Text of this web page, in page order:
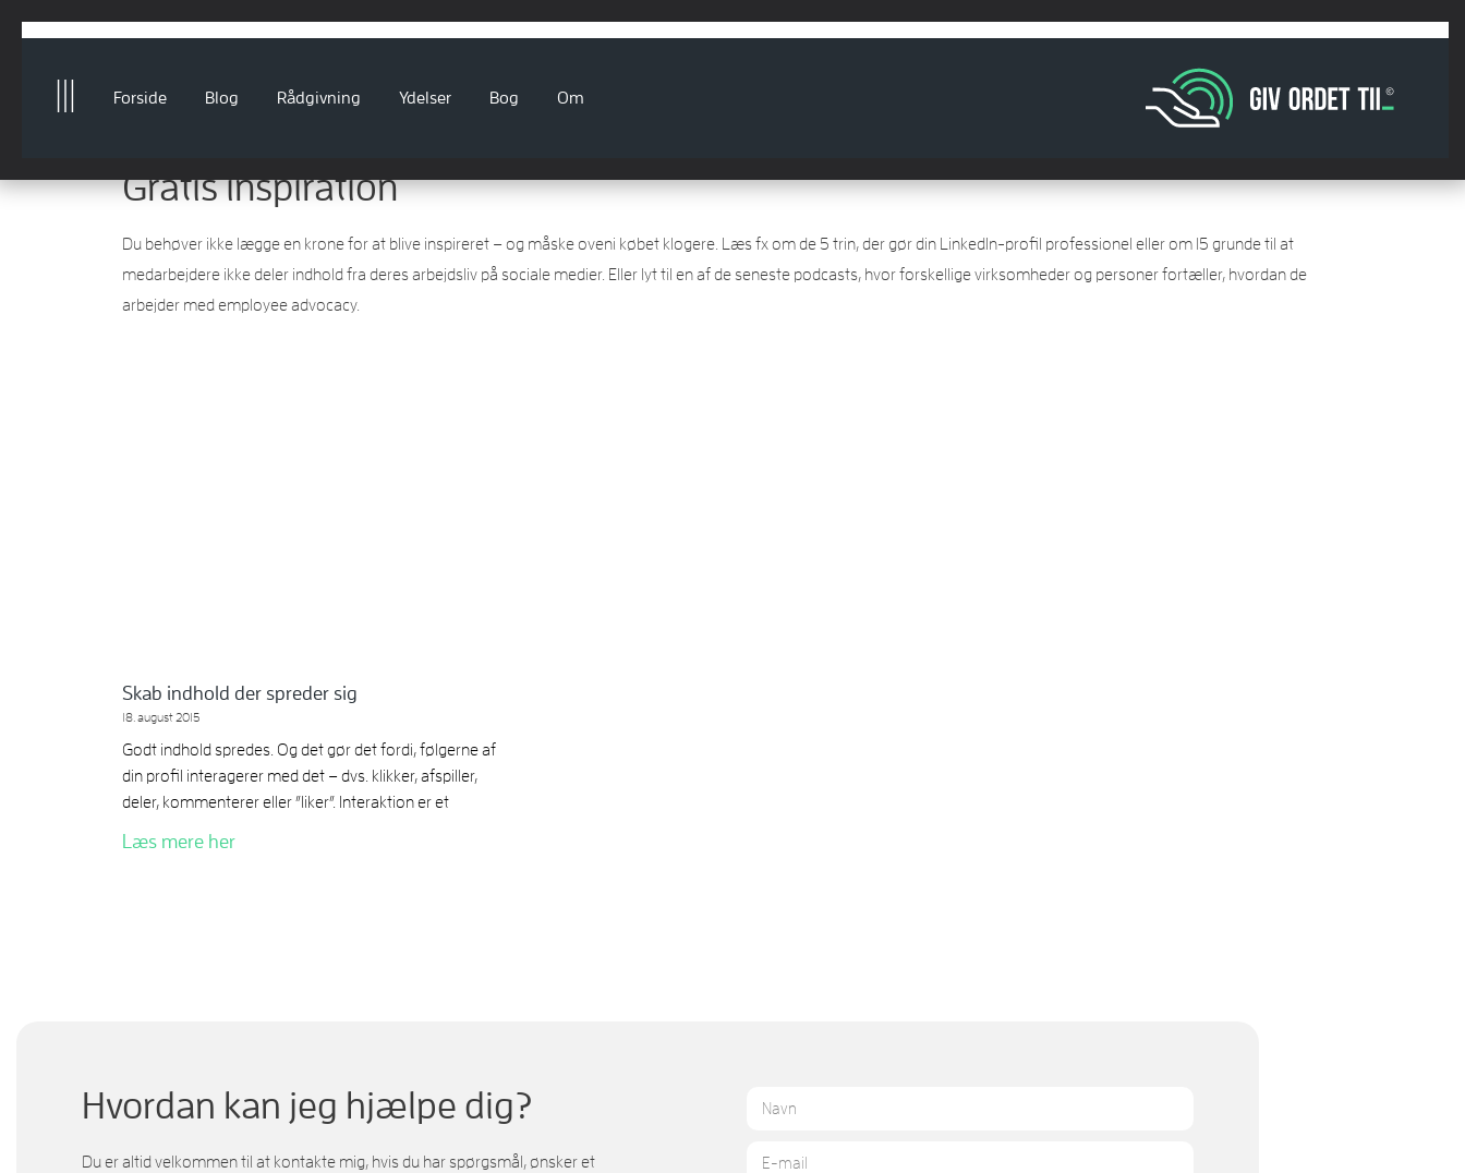
Forside Blog Rådgivning Ydelser Bog Om
Gratis inspiration
Du behøver ikke lægge en krone for at blive inspireret – og måske oveni købet klogere. Læs fx om de 5 trin, der gør din LinkedIn-profil professionel eller om 15 grunde til at
medarbejdere ikke deler indhold fra deres arbejdsliv på sociale medier. Eller lyt til en af de seneste podcasts, hvor forskellige virksomheder og personer fortæller, hvordan de
arbejder med employee advocacy.
Skab indhold der spreder sig
18. august 2015
Godt indhold spredes. Og det gør det fordi, følgerne af
din profil interagerer med det – dvs. klikker, afspiller,
deler, kommenterer eller ”liker”. Interaktion er et
Læs mere her
Hvordan kan jeg hjælpe dig?
Du er altid velkommen til at kontakte mig, hvis du har spørgsmål, ønsker et